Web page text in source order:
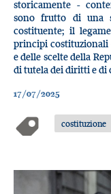
storicamente -
sono frutto di una
costituente; il
principi costituzionali
e delle scelte della
di tutela dei diritti e di
17/07/2025
costituzione